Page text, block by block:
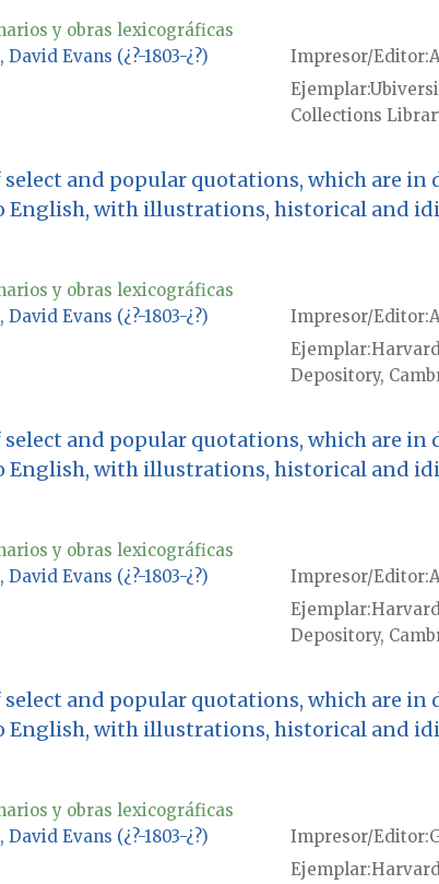
y obras lexicográficas
Evans (¿?-1803-¿?) Impresor/Editor
Ejemplar
Collections
and popular quotations, which are in
English, with illustrations, historical and
y obras lexicográficas
Evans (¿?-1803-¿?) Impresor/Editor
Ejemplar
Depository,
and popular quotations, which are in
English, with illustrations, historical and
y obras lexicográficas
Evans (¿?-1803-¿?) Impresor/Editor
Ejemplar
Depository,
and popular quotations, which are in
English, with illustrations, historical and
y obras lexicográficas
Evans (¿?-1803-¿?) Impresor/Editor
Ejemplar